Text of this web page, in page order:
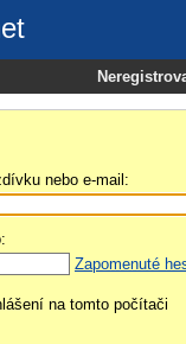
nebo e-mail:
Zapomenuté
na tomto počítači